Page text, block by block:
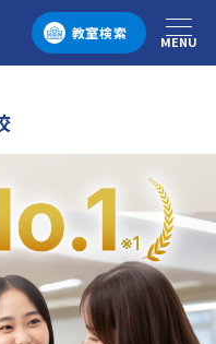
教室検索
メニュー
MENU